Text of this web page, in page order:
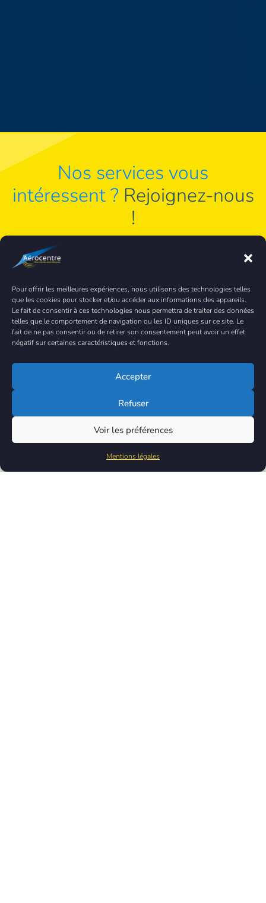
Pour offrir les meilleures expériences, nous utilisons des technologies telles
que les cookies pour stocker et/ou accéder aux informations des appareils.
Le fait de consentir à ces technologies nous permettra de traiter des données
telles que le comportement de navigation ou les ID uniques sur ce site. Le
fait de ne pas consentir ou de retirer son consentement peut avoir un effet
négatif sur certaines caractéristiques et fonctions.
Accepter
Refuser
Voir les préférences
Mentions légales
Nos services vous
intéressent ? Rejoignez-nous
!
Bénéficiez de -50% lors de la première année